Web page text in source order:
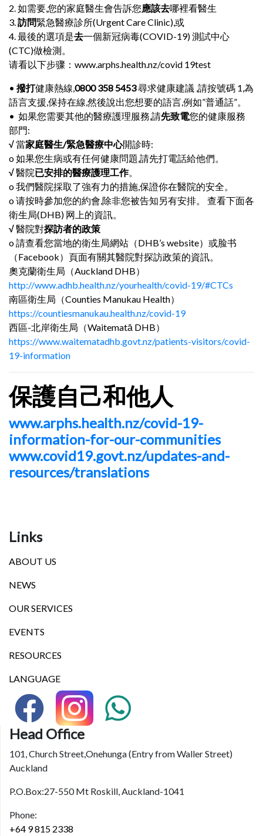
2. 如需要,您的家庭醫生會告訴您應該去哪裡看醫生
3.訪問緊急醫療診所(Urgent Care Clinic),或
4. 最後的選項是去一個新冠病毒(COVID-19) 測試中心
(CTC)做檢測。
请看以下步骤：www.arphs.health.nz/covid 19test
• 撥打健康熱線,0800 358 5453尋求健康建議 ,請按號碼 1,為
語言支援,保持在線,然後說出您想要的語言,例如”普通話”。
• 如果您需要其他的醫療護理服務,請先致電您的健康服務
部門:
√當家庭醫生/緊急醫療中心開診時:
o 如果您生病或有任何健康問題,請先打電話給他們。
√醫院已安排的醫療護理工作。
o 我們醫院採取了強有力的措施,保證你在醫院的安全。
o 请按時參加您的約會,除非您被告知另有安排。 查看下面各
衛生局(DHB) 网上的資訊。
√醫院對探訪者的政策
o 請查看您當地的衛生局網站（DHB’s website）或脸书
（Facebook）頁面有關其醫院對探訪政策的資訊。
奧克蘭衛生局（Auckland DHB）
http://www.adhb.health.nz/yourhealth/covid-19/#CTCs
南區衛生局（Counties Manukau Health）
https://countiesmanukau.health.nz/covid-19
西區-北岸衛生局（Waitematā DHB）
https://www.waitematadhb.govt.nz/patients-visitors/covid-
19-information
保護自己和他人
www.arphs.health.nz/covid-19-
information-for-our-communities
www.covid19.govt.nz/updates-and-
resources/translations
Links
ABOUT US
NEWS
OUR SERVICES
EVENTS
RESOURCES
LANGUAGE
Head Office
101, Church Street,Onehunga (Entry from Waller Street)
Auckland
P.O.Box:27-550 Mt Roskill, Auckland-1041
Phone:
+64 9 815 2338